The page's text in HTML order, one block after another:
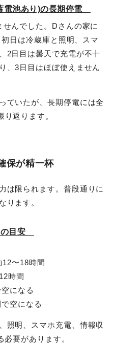
電池あり)の長期停電
んでした。Dさんの家に
日は冷蔵庫と照明、スマ
2日目は曇天で充電が不十
、3日目はほぼ使えません
ていたが、長期停電には全
り返ります。
保が精一杯
は限られます。普段通りに
ります。
の目安
〜18時間
時間
になる
空になる
照明、スマホ充電、情報収
要があります。